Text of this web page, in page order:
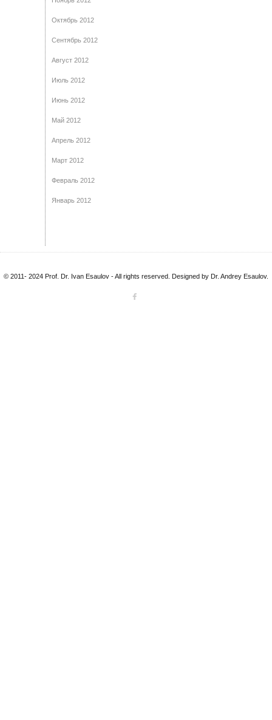
Октябрь 2012
Сентябрь 2012
Август 2012
Июль 2012
Июнь 2012
Май 2012
Апрель 2012
Март 2012
Февраль 2012
Январь 2012
© 2011- 2024 Prof. Dr. Ivan Esaulov - All rights reserved. Designed by Dr. Andrey Esaulov.